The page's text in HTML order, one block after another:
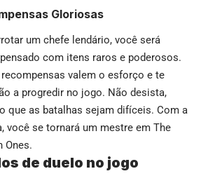
Gloriosas
um chefe lendário, você será
com itens raros e poderosos.
valem o esforço e te
a progredir no jogo. Não desista,
que as batalhas sejam difíceis. Com a
você se tornará um mestre em The
Ones.
de duelo no jogo